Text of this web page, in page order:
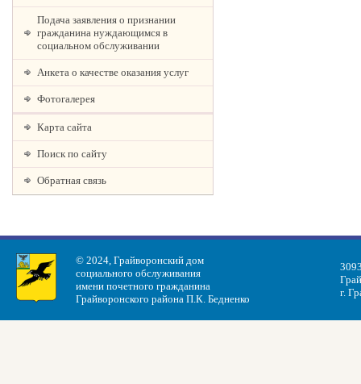
Подача заявления о признании
гражданина нуждающимся в
социальном обслуживании
Анкета о качестве оказания услуг
Фотогалерея
Карта сайта
Поиск по сайту
Обратная связь
© 2024, Грайворонский дом
социального обслуживания
имени почетного гражданина
Грайворонского района П.К. Бедненко
г.